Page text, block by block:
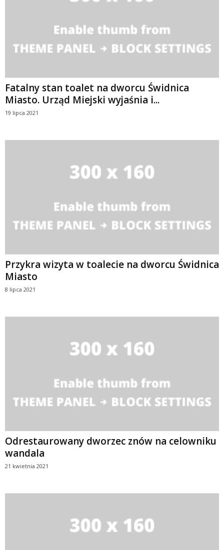
Fatalny stan toalet na dworcu Świdnica
Miasto. Urząd Miejski wyjaśnia i...
19 lipca 2021
Przykra wizyta w toalecie na dworcu Świdnica
Miasto
8 lipca 2021
Odrestaurowany dworzec znów na celowniku
wandala
21 kwietnia 2021